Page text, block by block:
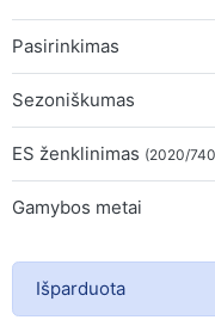
Pasirinkimas
Sezoniškumas
ES ženklinimas (2020/
Gamybos metai
Išparduota